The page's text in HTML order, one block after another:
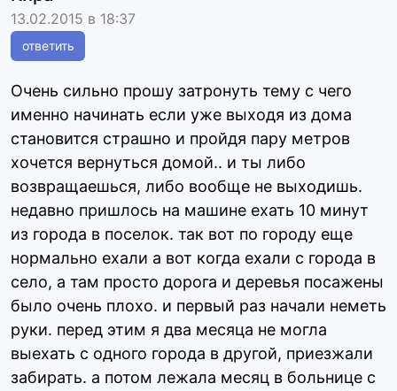
13.02.2015 в 18:37
ответить
Очень сильно прошу затронуть тему с чего
именно начинать если уже выходя из дома
становится страшно и пройдя пару метров
хочется вернуться домой.. и ты либо
возвращаешься, либо вообще не выходишь.
недавно пришлось на машине ехать 10 минут
из города в поселок. так вот по городу еще
нормально ехали а вот когда ехали с города в
село, а там просто дорога и деревья посажены
было очень плохо. и первый раз начали неметь
руки. перед этим я два месяца не могла
выехать с одного города в другой, приезжали
забирать. а потом лежала месяц в больнице с